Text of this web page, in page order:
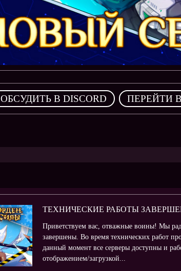
ОБСУДИТЬ В DISCORD , ПЕРЕЙТИ
ТЕХНИЧЕСКИЕ РАБОТЫ
Приветствуем вас, отважные воины! Мы
завершены. Во время технических работ
данный момент все серверы доступны и
отображением/загрузкой...